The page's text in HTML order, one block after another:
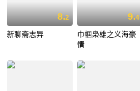
8.2
新聊斋志异
9.4
巾帼枭雄之义海豪
情